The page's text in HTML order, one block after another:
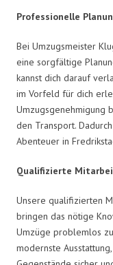
Professionelle
Bei Umzugsmeister
eine sorgfältige
kannst dich darauf
im Vorfeld für dich
Umzugsgenehmigung
den Transport.
Abenteuer in
Qualifizierte
Unsere qualifizierten
bringen das nötige
Umzüge problemlos
modernste